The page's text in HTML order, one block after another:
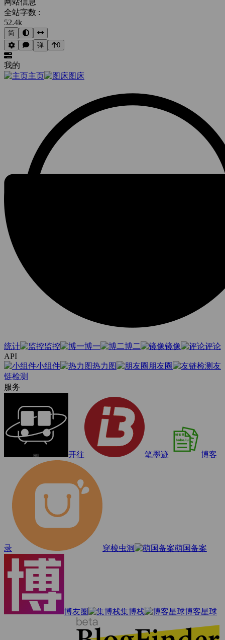
全站字数 :
52.4k
简
弹
0
我的
主页
图床
统计 监控 博一 博二 镜像
评论
API
小组件
热力图 朋友圈
友
链检测
服务
开往 笔墨迹 博客
录 穿梭虫洞 萌国备案
博友圈 集博栈 博客星球